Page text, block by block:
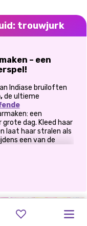
trouwjurk
– een
Indiase bruiloften
de ultieme
een
dag. Kleed haar
laat haar stralen als
een van de
traditie
voor de bruidegom.
gouden tinten
glamour uit.
AANKLEEDSPEL
ELLIE